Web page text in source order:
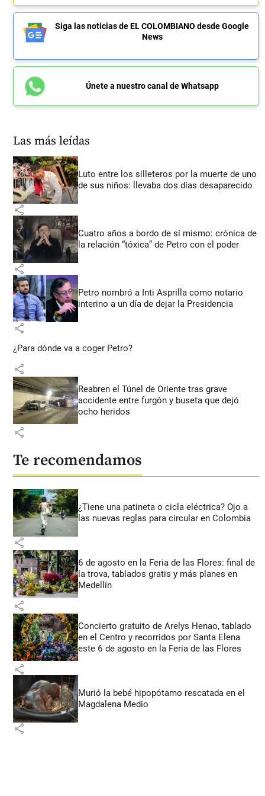
Siga las noticias de EL COLOMBIANO desde Google
News
Únete a nuestro canal de Whatsapp
Las más leídas
Luto entre los silleteros por la muerte de uno
de sus niños: llevaba dos días desaparecido
share
Cuatro años a bordo de sí mismo: crónica de
la relación “tóxica” de Petro con el poder
share
Petro nombró a Inti Asprilla como notario
interino a un día de dejar la Presidencia
share
¿Para dónde va a coger Petro?
share
Reabren el Túnel de Oriente tras grave
accidente entre furgón y buseta que dejó
ocho heridos
share
Te recomendamos
¿Tiene una patineta o cicla eléctrica? Ojo a
las nuevas reglas para circular en Colombia
share
6 de agosto en la Feria de las Flores: final de
la trova, tablados gratis y más planes en
Medellín
share
Concierto gratuito de Arelys Henao, tablado
en el Centro y recorridos por Santa Elena
este 6 de agosto en la Feria de las Flores
share
Murió la bebé hipopótamo rescatada en el
Magdalena Medio
share